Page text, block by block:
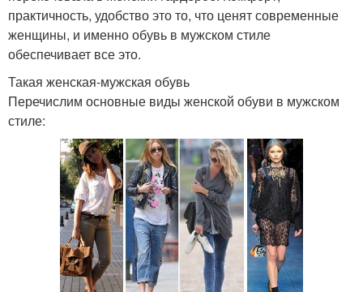
практичность, удобство это то, что ценят современные
женщины, и именно обувь в мужском стиле
обеспечивает все это.
Такая женская-мужская обувь
Перечислим основные виды женской обуви в мужском
стиле: